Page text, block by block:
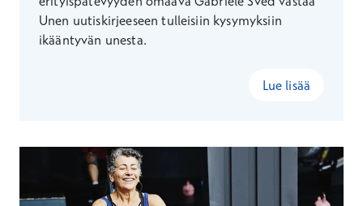
Unen uutiskirjeeseen tulleisiin kysymyksiin
ikääntyvän unesta.
Lue lisää